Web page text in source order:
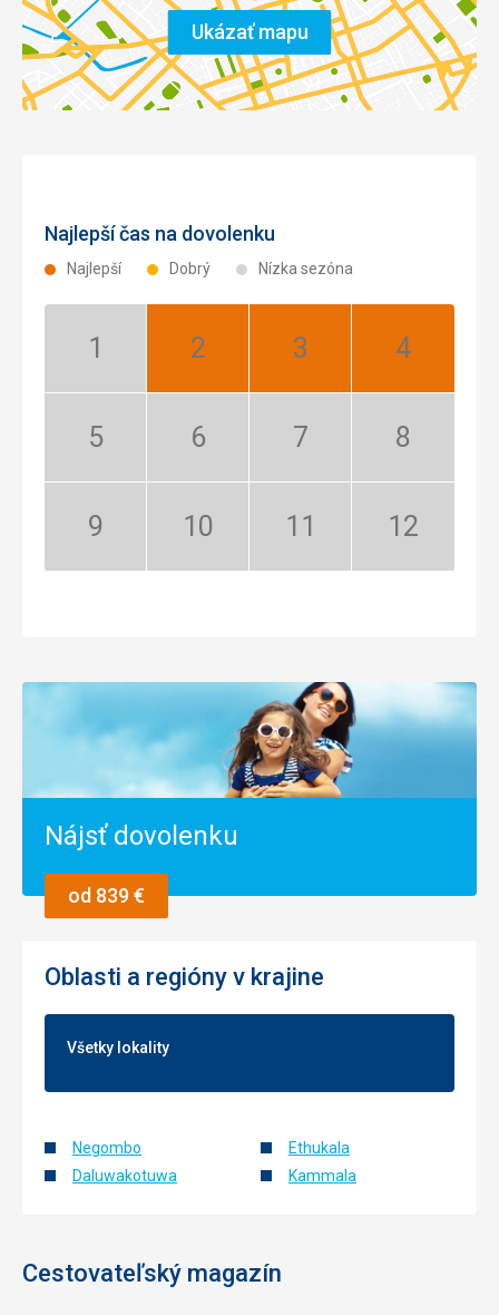
Ukázať mapu
Najlepší čas na dovolenku
Najlepší Dobrý Nízka sezóna
Január:
Február:
Marec:
Apríl:
Máj:
Jún:
Júl:
August:
September:
Október:
November:
December:
Nájsť dovolenku
od 839 €
Oblasti a regióny v krajine
Všetky lokality
Negombo
Daluwakotuwa
Ethukala
Kammala
Cestovateľský magazín